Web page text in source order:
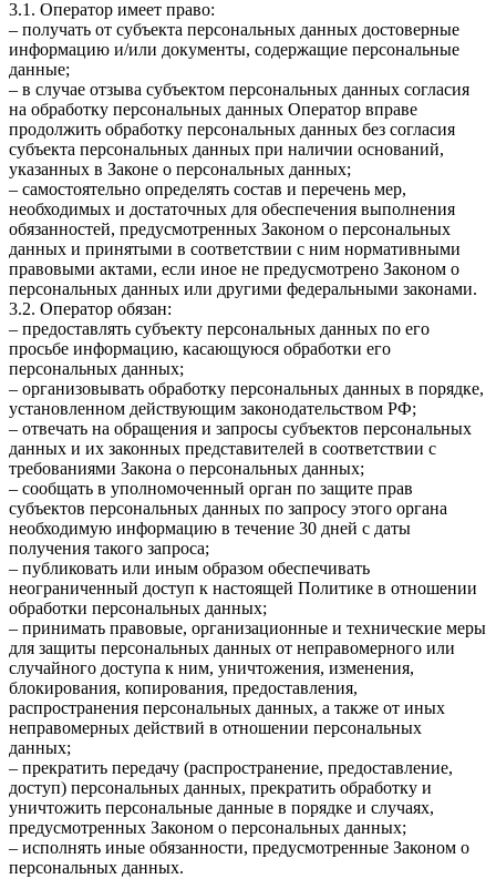
3.1. Оператор имеет право:
– получать от субъекта персональных данных достоверные
информацию и/или документы, содержащие персональные
данные;
– в случае отзыва субъектом персональных данных согласия
на обработку персональных данных Оператор вправе
продолжить обработку персональных данных без согласия
субъекта персональных данных при наличии оснований,
указанных в Законе о персональных данных;
– самостоятельно определять состав и перечень мер,
необходимых и достаточных для обеспечения выполнения
обязанностей, предусмотренных Законом о персональных
данных и принятыми в соответствии с ним нормативными
правовыми актами, если иное не предусмотрено Законом о
персональных данных или другими федеральными законами.
3.2. Оператор обязан:
– предоставлять субъекту персональных данных по его
просьбе информацию, касающуюся обработки его
персональных данных;
– организовывать обработку персональных данных в порядке,
установленном действующим законодательством РФ;
– отвечать на обращения и запросы субъектов персональных
данных и их законных представителей в соответствии с
требованиями Закона о персональных данных;
– сообщать в уполномоченный орган по защите прав
субъектов персональных данных по запросу этого органа
необходимую информацию в течение 30 дней с даты
получения такого запроса;
– публиковать или иным образом обеспечивать
неограниченный доступ к настоящей Политике в отношении
обработки персональных данных;
– принимать правовые, организационные и технические меры
для защиты персональных данных от неправомерного или
случайного доступа к ним, уничтожения, изменения,
блокирования, копирования, предоставления,
распространения персональных данных, а также от иных
неправомерных действий в отношении персональных
данных;
– прекратить передачу (распространение, предоставление,
доступ) персональных данных, прекратить обработку и
уничтожить персональные данные в порядке и случаях,
предусмотренных Законом о персональных данных;
– исполнять иные обязанности, предусмотренные Законом о
персональных данных.